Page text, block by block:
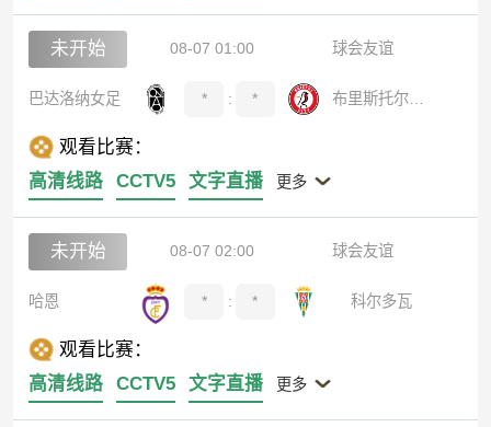
未开始 08-07 01:00 球会友谊
巴达洛纳女足 * : *
观看比赛：
高清线路
CCTV5 文字直播 更多
未开始 08-07 02:00 球会友谊
哈恩 * : * 科尔多瓦
观看比赛：
高清线路
CCTV5 文字直播 更多